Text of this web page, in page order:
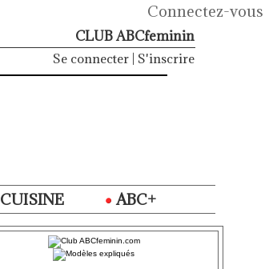
Connectez-vous
CLUB ABCfeminin
Se connecter S'inscrire
CUISINE
ABC+